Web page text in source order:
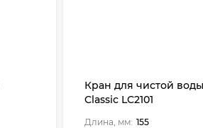
Кран для чистой
Classic LC2101
Длина, мм: 155